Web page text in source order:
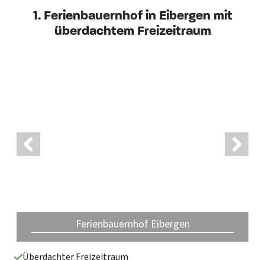
1. Ferienbauernhof in Eibergen mit
überdachtem Freizeitraum
Ferienbauernhof Eibergen
Überdachter Freizeitraum